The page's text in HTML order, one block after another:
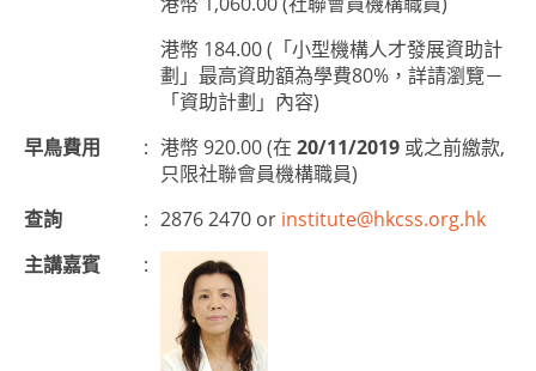
港幣 184.00 (「小型機構人才發展資助計
劃」最高資助額為學費80%，詳請瀏覽－
「資助計劃」內容)
早鳥費用
: 港幣 920.00 (在 20/11/2019 或之前繳款,
只限社聯會員機構職員)
查詢
: 2876 2470 or institute@hkcss.org.hk
主講嘉賓
: